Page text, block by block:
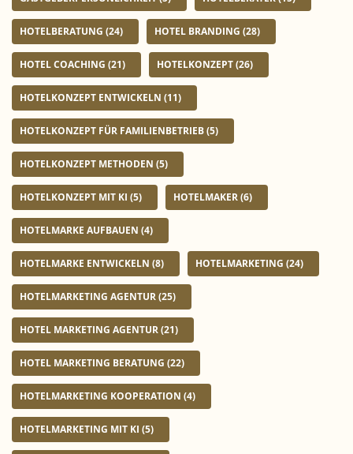
HOTELBERATUNG (24) HOTEL BRANDING (28)
HOTEL COACHING (21) HOTELKONZEPT(26)
HOTELKONZEPT ENTWICKELN (11)
HOTELKONZEPT FÜR FAMILIENBETRIEB(5)
HOTELKONZEPT METHODEN (5)
HOTELKONZEPT MIT KI (5) HOTELMAKER(6)
HOTELMARKE AUFBAUEN (4)
HOTELMARKE ENTWICKELN (8) HOTELMARKETING (24)
HOTELMARKETING AGENTUR(25)
HOTEL MARKETING AGENTUR(21)
HOTEL MARKETING BERATUNG (22)
HOTELMARKETING KOOPERATION (4)
HOTELMARKETING MIT KI (5)